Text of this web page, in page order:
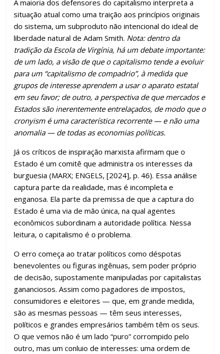
A maioria dos defensores do capitalismo interpreta a
situação atual como uma traição aos princípios originais
do sistema, um subproduto não intencional do ideal de
liberdade natural de Adam Smith. Nota: dentro da
tradição da Escola de Virgínia, há um debate importante:
de um lado, a visão de que o capitalismo tende a evoluir
para um “capitalismo de compadrio”, à medida que
grupos de interesse aprendem a usar o aparato estatal
em seu favor; de outro, a perspectiva de que mercados e
Estados são inerentemente entrelaçados, de modo que o
cronyism é uma característica recorrente — e não uma
anomalia — de todas as economias políticas.
Já os críticos de inspiração marxista afirmam que o
Estado é um comitê que administra os interesses da
burguesia (MARX; ENGELS, [2024], p. 46). Essa análise
captura parte da realidade, mas é incompleta e
enganosa. Ela parte da premissa de que a captura do
Estado é uma via de mão única, na qual agentes
econômicos subordinam a autoridade política. Nessa
leitura, o capitalismo é o problema.
O erro começa ao tratar políticos como déspotas
benevolentes ou figuras ingênuas, sem poder próprio
de decisão, supostamente manipuladas por capitalistas
gananciosos. Assim como pagadores de impostos,
consumidores e eleitores — que, em grande medida,
são as mesmas pessoas — têm seus interesses,
políticos e grandes empresários também têm os seus.
O que vemos não é um lado “puro” corrompido pelo
outro, mas um conluio de interesses: uma ordem de